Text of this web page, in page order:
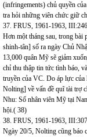
(infringements) chủ quyền
tra hỏi những viên chức giữ
37. FRUS, 1961-1963,
Hơn một tháng sau, trong bài
shinh-tân] số ra ngày Chủ
13,000 quân Mỹ sẽ giảm
chỉ thu thập tin tức tình báo,
truyền của VC. Do áp lực
Nolting] về vấn đề quĩ tài trợ
Nhu: Số nhân viên Mỹ tại
hội.( 38)
38. FRUS, 1961-1963,
Ngày 20/5, Nolting cũng báo